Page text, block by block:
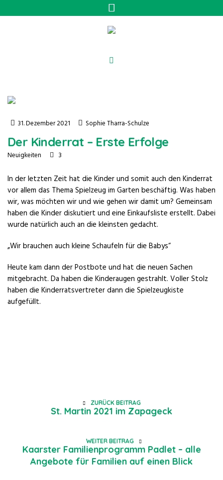
31. Dezember 2021 Sophie Tharra-Schulze
Der Kinderrat – Erste Erfolge
Neuigkeiten 3
In der letzten Zeit hat die Kinder und somit auch den Kinderrat
vor allem das Thema Spielzeug im Garten beschäftig. Was haben
wir, was möchten wir und wie gehen wir damit um? Gemeinsam
haben die Kinder diskutiert und eine Einkaufsliste erstellt. Dabei
wurde natürlich auch an die kleinsten gedacht.
„Wir brauchen auch kleine Schaufeln für die Babys“
Heute kam dann der Postbote und hat die neuen Sachen
mitgebracht. Da haben die Kinderaugen gestrahlt. Voller Stolz
haben die Kinderratsvertreter dann die Spielzeugkiste
aufgefüllt.
ZURÜCK BEITRAG
St. Martin 2021 im Zapageck
WEITER BEITRAG
Kaarster Familienprogramm Padlet – alle
Angebote für Familien auf einen Blick